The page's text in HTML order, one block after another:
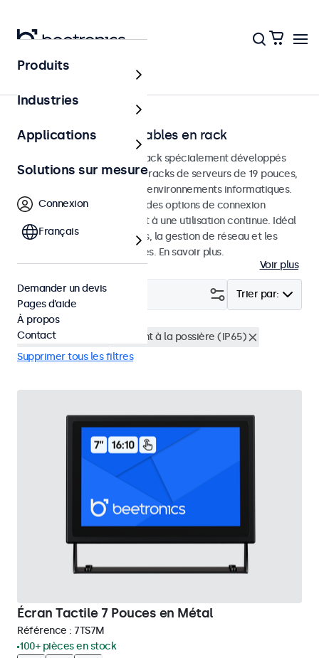
Accueil
Écrans tactiles montables en rack
Écrans tactiles montés en rack spécialement développés
pour être intégrés dans des racks de serveurs de 19 pouces,
des châssiss Pelican et des environnements informatiques.
Ces écrans tactiles offrent des options de connexion
polyvalentes et conviennent à une utilisation continue. Idéal
pour les centres de données, la gestion de réseau et les
applications professionnelles. En savoir plus.
Voir plus
Trier par:
Filtrer (16)
Montage en rack
Résistant à la possière (IP65)
Supprimer tous les filtres
Écran Tactile 7 Pouces en Métal
Référence : 7TS7M
100+ pièces en stock
Produits
Industries
Applications
Solutions sur mesure
Connexion
Français
Demander un devis
Pages d’aide
À propos
Contact